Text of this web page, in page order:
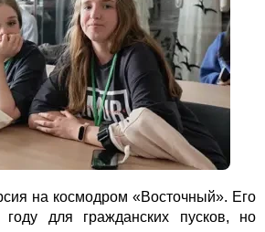
на космодром «Восточный». Его
для гражданских пусков, но